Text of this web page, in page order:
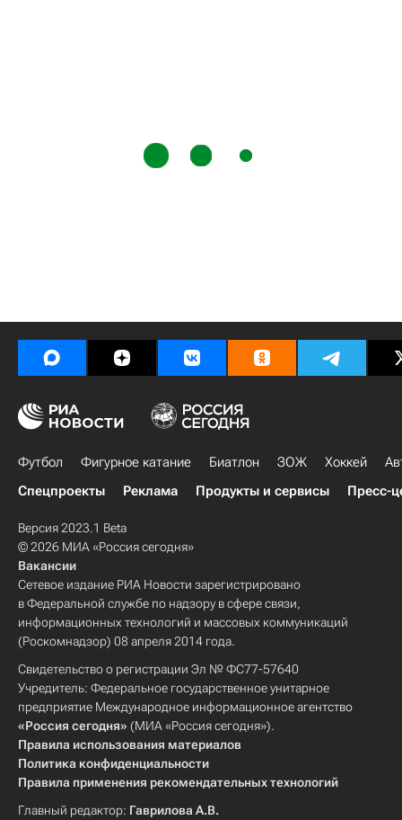
Футбол Фигурное катание Биатлон ЗОЖ Хоккей
Спецпроекты
Реклама Продукты и сервисы Пресс-
Версия 2023.1 Beta
© 2026 МИА «Россия сегодня»
Вакансии
Сетевое издание РИА Новости зарегистрировано
в Федеральной службе по надзору в сфере связи,
информационных технологий и массовых коммуникаций
(Роскомнадзор) 08 апреля 2014 года.
Свидетельство о регистрации Эл № ФС77-57640
Учредитель: Федеральное государственное унитарное
предприятие Международное информационное агентство
«Россия сегодня» (МИА «Россия сегодня»).
Правила использования материалов
Политика конфиденциальности
Правила применения рекомендательных технологий
Главный редактор: Гаврилова А.В.